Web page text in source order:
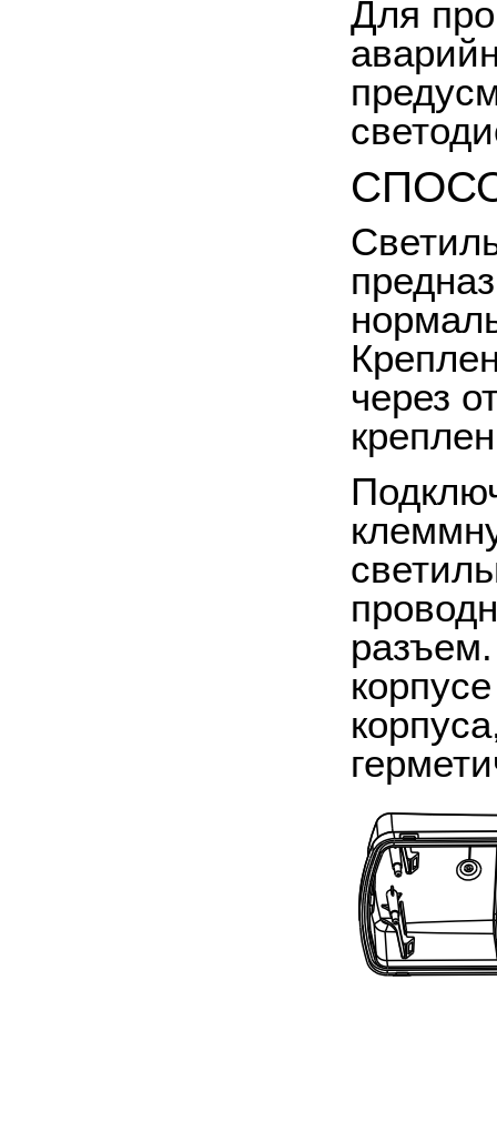
Для
через